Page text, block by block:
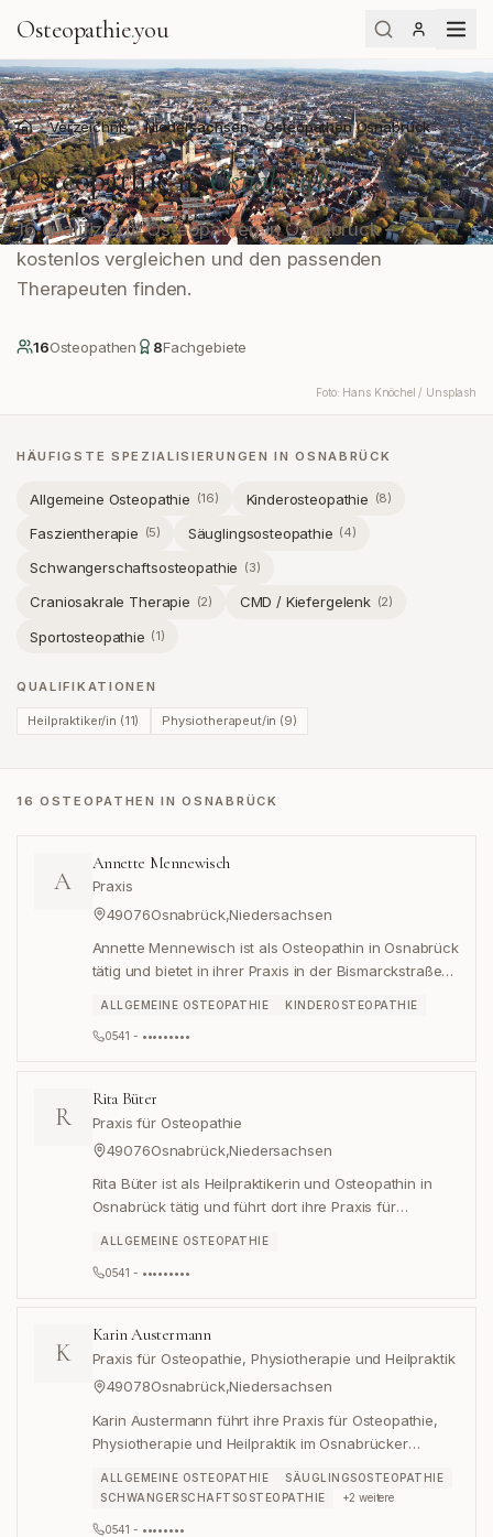
Osteopathie.you
StartVerzeichnis Niedersachsen Osteopathen Osnabrück
Osteopathie inOsnabrück
16 qualifizierte Osteopathen in Osnabrück –
kostenlos vergleichen und den passenden
Therapeuten finden.
16Osteopathen 8Fachgebiete
Foto: Hans Knöchel / Unsplash
HÄUFIGSTE SPEZIALISIERUNGEN INOSNABRÜCK
Allgemeine Osteopathie (16) Kinderosteopathie (8)
Faszientherapie (5) Säuglingsosteopathie (4)
Schwangerschaftsosteopathie (3)
Craniosakrale Therapie (2) CMD / Kiefergelenk (2)
Sportosteopathie (1)
QUALIFIKATIONEN
Heilpraktiker/in (11) Physiotherapeut/in (9)
16 OSTEOPATHEN IN OSNABRÜCK
A
Annette Mennewisch
Praxis
49076Osnabrück,Niedersachsen
Annette Mennewisch ist als Osteopathin in Osnabrück
tätig und bietet in ihrer Praxis in der Bismarckstraße
ALLGEMEINE OSTEOPATHIE KINDEROSTEOPATHIE
0541 - •••••••••
R
Rita Büter
Praxis für Osteopathie
49076Osnabrück,Niedersachsen
Rita Büter ist als Heilpraktikerin und Osteopathin in
Osnabrück tätig und führt dort ihre Praxis für
ALLGEMEINE OSTEOPATHIE
0541 - •••••••••
K
Karin Austermann
Praxis für Osteopathie, Physiotherapie und Heilpraktik
49078Osnabrück,Niedersachsen
Karin Austermann führt ihre Praxis für Osteopathie,
Physiotherapie und Heilpraktik im Osnabrücker
ALLGEMEINE OSTEOPATHIE
SÄUGLINGSOSTEOPATHIE
SCHWANGERSCHAFTSOSTEOPATHIE
+2 weitere
0541 - ••••••••